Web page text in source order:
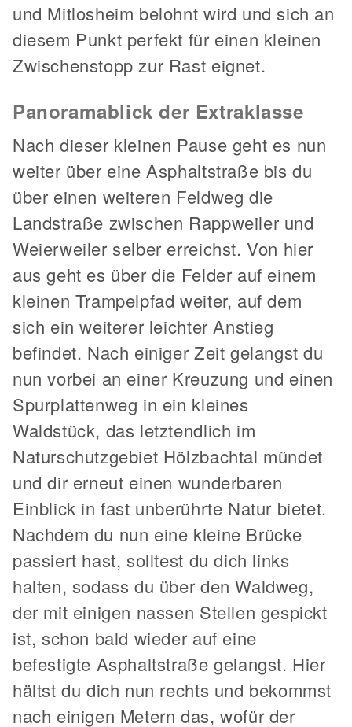
und Mitlosheim belohnt wird und sich an
diesem Punkt perfekt für einen kleinen
Zwischenstopp zur Rast eignet.
Panoramablick der Extraklasse
Nach dieser kleinen Pause geht es nun
weiter über eine Asphaltstraße bis du
über einen weiteren Feldweg die
Landstraße zwischen Rappweiler und
Weierweiler selber erreichst. Von hier
aus geht es über die Felder auf einem
kleinen Trampelpfad weiter, auf dem
sich ein weiterer leichter Anstieg
befindet. Nach einiger Zeit gelangst du
nun vorbei an einer Kreuzung und einen
Spurplattenweg in ein kleines
Waldstück, das letztendlich im
Naturschutzgebiet Hölzbachtal mündet
und dir erneut einen wunderbaren
Einblick in fast unberührte Natur bietet.
Nachdem du nun eine kleine Brücke
passiert hast, solltest du dich links
halten, sodass du über den Waldweg,
der mit einigen nassen Stellen gespickt
ist, schon bald wieder auf eine
befestigte Asphaltstraße gelangst. Hier
hältst du dich nun rechts und bekommst
nach einigen Metern das, wofür der